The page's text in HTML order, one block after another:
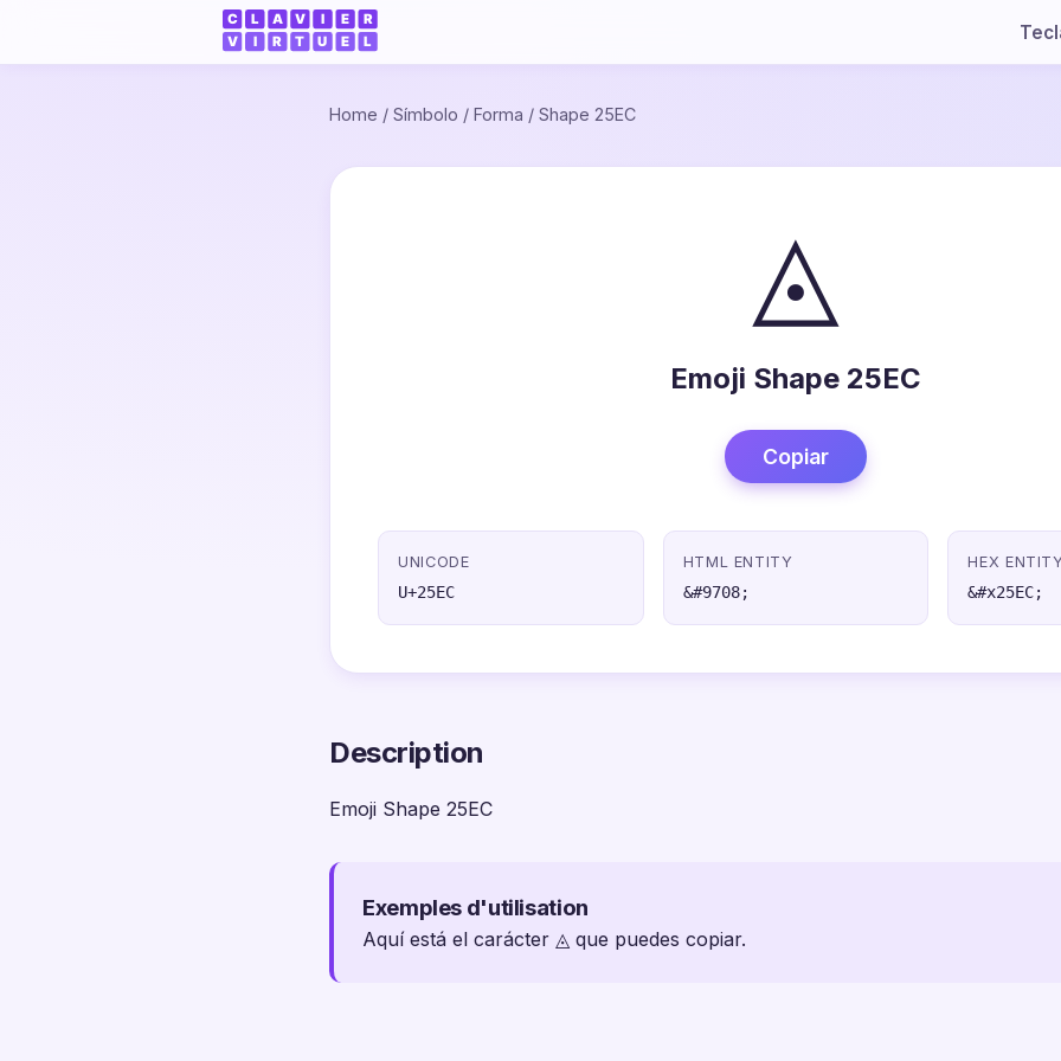
Home / Símbolo / Forma / Shape 25EC
◬
Emoji Shape 25EC
Copiar
UNICODE
U+25EC
HTML ENTITY
&#9708;
HEX
&#x25EC;
Description
Emoji Shape 25EC
Exemples d'utilisation
Aquí está el carácter ◬ que puedes copiar.